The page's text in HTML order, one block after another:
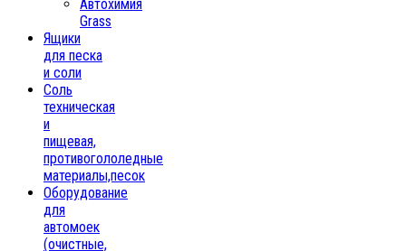
Автохимия
Grass
Ящики
для песка
и соли
Соль
техническая
и
пищевая,
противогололедные
материалы,песок
Oборудование
для
автомоек
(очистные,